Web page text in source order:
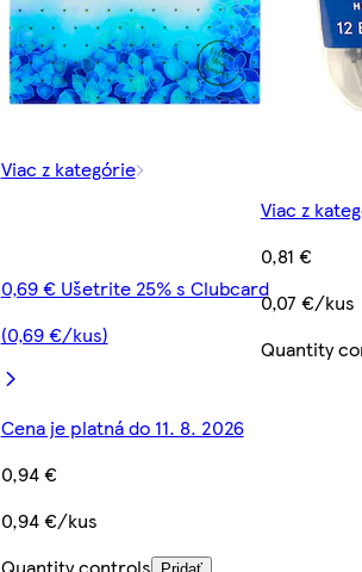
Viac z kategórie
0,69 € Ušetrite 25% s Clubcard
(0,69 €/kus)
Cena je platná do 11. 8. 2026
0,94 €
0,94 €/kus
Quantity controls
Pridať
Viac z
0,81 €
0,07 €/kus
Quantity